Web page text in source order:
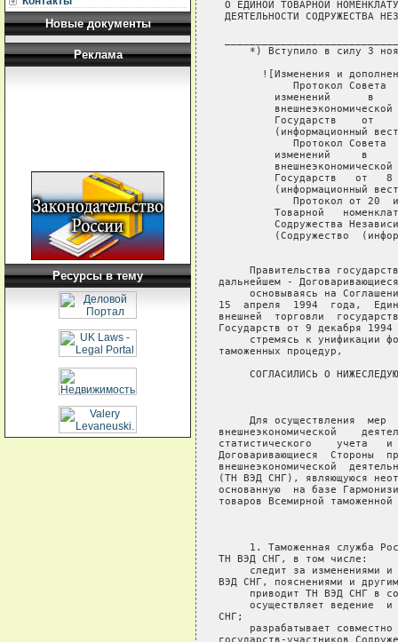
Новые документы
Реклама
Ресурсы в тему